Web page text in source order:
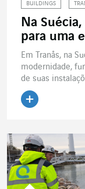
BUILDINGS
Na
para uma
Em Tranås, na
modernidade,
de suas